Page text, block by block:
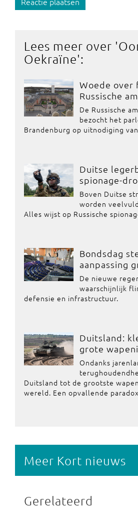
Lees meer over '
Oekraïne':
Woede over
Russische
De Russische
bezocht het
Brandenburg op uitnodiging
Duitse
spionage-
Boven Duitse
worden
Alles wijst op Russische
Bondsdag
aanpassing
De nieuwe
waarschijnlijk
defensie en infrastructuur.
Duitsland:
grote
Ondanks
Duitsland tot de grootste
wereld. Een opvallende
Meer Kort nieuws
Gerelateerd